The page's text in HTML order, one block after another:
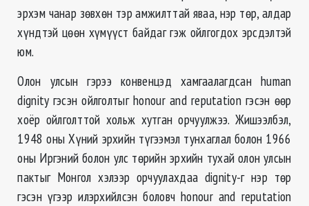
эрхэм чанар зөвхөн тэр амжилттай яваа, нэр төр, алдар
хүндтэй цөөн хүмүүст байдаг гэж ойлгогдох эрсдэлтэй
юм.
Олон улсын гэрээ конвенцэд хамгаалагдсан human
dignity гэсэн ойлголтыг honour and reputation гэсэн өөр
хоёр ойлголттой хольж хутган орчуулжээ. Жишээлбэл,
1948 оны Хүний эрхийн түгээмэл тунхаглал болон 1966
оны Иргэний болон улс төрийн эрхийн тухай олон улсын
пактыг Монгол хэлээр орчуулахдаа dignity-г нэр төр
гэсэн үгээр илэрхийлсэн боловч honour and reputation